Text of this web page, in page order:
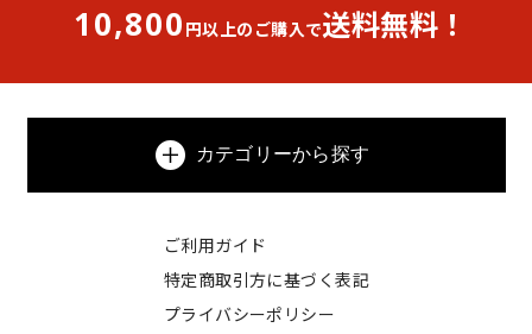
10,800 円以上のご購入で送料無料！
カテゴリーから探す
ご利用ガイド
特定商取引方に基づく表記
プライバシーポリシー